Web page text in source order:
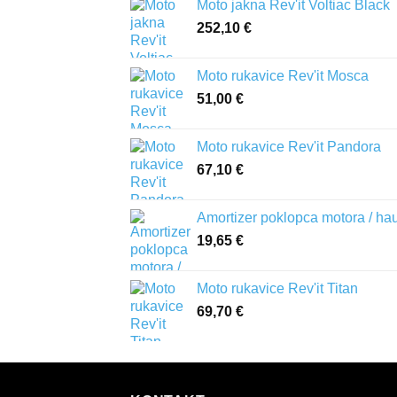
Moto jakna Rev'it Voltiac Black
252,10 €
Moto rukavice Rev'it Mosca
51,00 €
Moto rukavice Rev'it Pandora
67,10 €
Amortizer poklopca motora /
19,65 €
Moto rukavice Rev'it Titan
69,70 €